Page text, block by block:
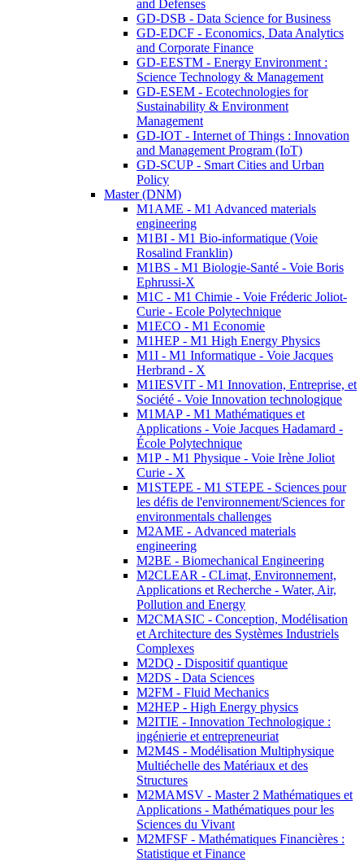
and Defenses
GD-DSB - Data Science for Business
GD-EDCF - Economics, Data Analytics
and Corporate Finance
GD-EESTM - Energy Environment :
Science Technology & Management
GD-ESEM - Ecotechnologies for
Sustainability & Environment
Management
GD-IOT - Internet of Things : Innovation
and Management Program (IoT)
GD-SCUP - Smart Cities and Urban
Policy
Master (DNM)
M1AME - M1 Advanced materials
engineering
M1BI - M1 Bio-informatique (Voie
Rosalind Franklin)
M1BS - M1 Biologie-Santé - Voie Boris
Ephrussi-X
M1C - M1 Chimie - Voie Fréderic Joliot-
Curie - Ecole Polytechnique
M1ECO - M1 Economie
M1HEP - M1 High Energy Physics
M1I - M1 Informatique - Voie Jacques
Herbrand - X
M1IESVIT - M1 Innovation, Entreprise, et
Société - Voie Innovation technologique
M1MAP - M1 Mathématiques et
Applications - Voie Jacques Hadamard -
École Polytechnique
M1P - M1 Physique - Voie Irène Joliot
Curie - X
M1STEPE - M1 STEPE - Sciences pour
les défis de l'environnement/Sciences for
environmentals challenges
M2AME - Advanced materials
engineering
M2BE - Biomechanical Engineering
M2CLEAR - CLimat, Environnement,
Applications et Recherche - Water, Air,
Pollution and Energy
M2CMASIC - Conception, Modélisation
et Architecture des Systèmes Industriels
Complexes
M2DQ - Dispositif quantique
M2DS - Data Sciences
M2FM - Fluid Mechanics
M2HEP - High Energy physics
M2ITIE - Innovation Technologique :
ingénierie et entrepreneuriat
M2M4S - Modélisation Multiphysique
Multiéchelle des Matériaux et des
Structures
M2MAMSV - Master 2 Mathématiques et
Applications - Mathématiques pour les
Sciences du Vivant
M2MFSF - Mathématiques Financières :
Statistique et Finance